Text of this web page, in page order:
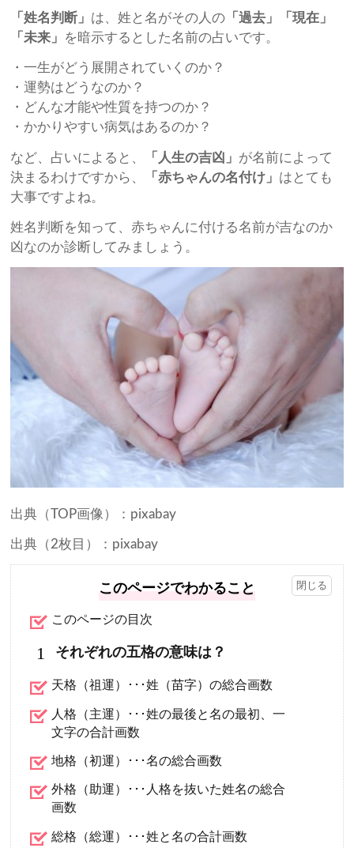
「姓名判断」 は、姓と名がその人の 「過去」
「現在」
「未来」 を暗示するとした名前の占いです。
・一生がどう展開されていくのか？
・運勢はどうなのか？
・どんな才能や性質を持つのか？
・かかりやすい病気はあるのか？
など、占いによると、 「人生の吉凶」 が名前によって
決まるわけですから、
「赤ちゃんの名付け」 はとても
大事ですよね。
姓名判断を知って、赤ちゃんに付ける名前が吉なのか
凶なのか診断してみましょう。
出典（TOP画像）：pixabay
出典（2枚目）：pixabay
このページでわかること
このページの目次
1 それぞれの五格の意味は？
天格（祖運）･･･姓（苗字）の総合画数
人格（主運）･･･姓の最後と名の最初、一
文字の合計画数
地格（初運）･･･名の総合画数
外格（助運）･･･人格を抜いた姓名の総合
画数
総格（総運）･･･姓と名の合計画数